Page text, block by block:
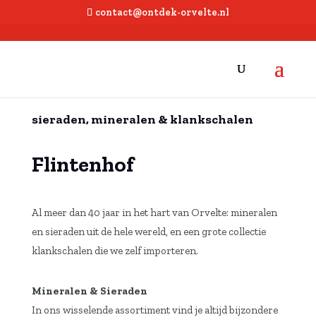
contact@ontdek-orvelte.nl
sieraden, mineralen & klankschalen
Flintenhof
Al meer dan 40 jaar in het hart van Orvelte: mineralen
en sieraden uit de hele wereld, en een grote collectie
klankschalen die we zelf importeren.
Mineralen & Sieraden
In ons wisselende assortiment vind je altijd bijzondere